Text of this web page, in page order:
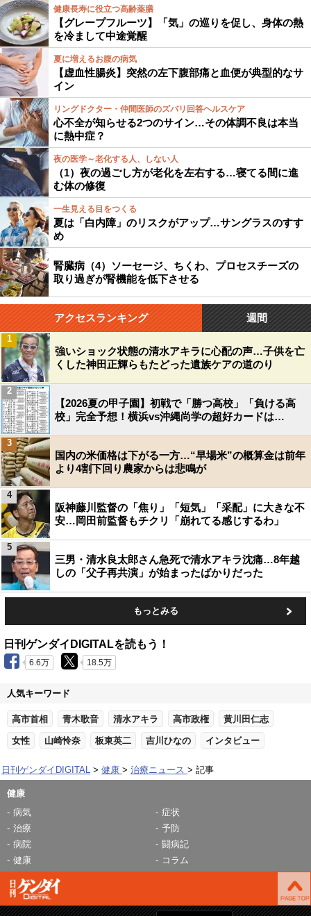
健康長寿に役立つ高齢薬膳
【グレープフルーツ】「気」の巡りを促し、身体の熱
を冷まして中途覚醒
夏に増えるお腹の病気
【虚血性腸炎】突然の左下腹部痛と血便が典型的なサ
イン
リングドクター・仲間医師のズバリ回答ヘルスケア
心不全が知らせる2つのサイン…その体調不良は本当
に熱中症？
夜の医学～老化する人、しない人
（1）夜の過ごし方が老化を左右する…寝てる間に進
む体の修復
一生見える目をつくる
夏は「白内障」のリスクがアップ…サングラスのすす
め
腎臓病（4）ソーセージ、ちくわ、プロセスチーズの
取り過ぎが腎機能を低下させる
アクセスランキング 週間
強いショック状態の清水アキラに心配の声…子供を亡
くした神田正輝らもたどった遺族ケアの道のり
1
【2026夏の甲子園】初戦で「勝つ高校」「負ける高
校」完全予想！横浜vs沖縄尚学の超好カードは…
2
国内の米価格は下がる一方…“早場米”の概算金は前年
より4割下回り農家からは悲鳴が
3
阪神藤川監督の「焦り」「短気」「采配」に大きな不
安…岡田前監督もチクリ「崩れてる感じするわ」
4
三男・清水良太郎さん急死で清水アキラ沈痛…8年越
しの「父子再共演」が始まったばかりだった
5
もっとみる
日刊ゲンダイDIGITALを読もう！
6.6万 18.5万
人気キーワード
高市首相 青木歌音 清水アキラ 高市政権 黄川田仁志
女性 山崎怜奈 板東英二 吉川ひなの インタビュー
日刊ゲンダイDIGITAL 健康 治療ニュース 記事
健康
病気
症状
治療
予防
病院
闘病記
健康
コラム